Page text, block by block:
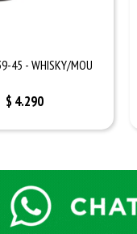
45 - WHISKY/MOU
$ 4.290